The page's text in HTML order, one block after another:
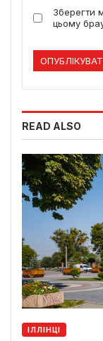
Зберегти
цьому
READ ALSO
ІЛЛІНЦІ